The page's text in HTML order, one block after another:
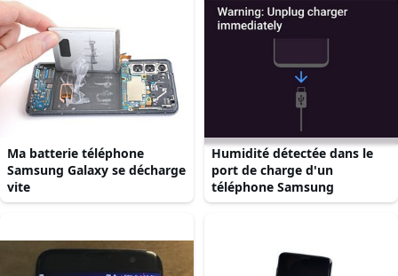
Ma batterie téléphone
Samsung Galaxy se décharge
vite
Humidité détectée dans le
port de charge d'un
téléphone Samsung